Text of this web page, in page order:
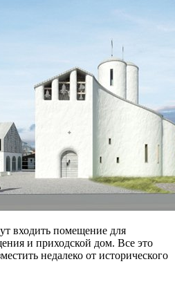
входить помещение для
и приходской дом. Все это
недалеко от исторического